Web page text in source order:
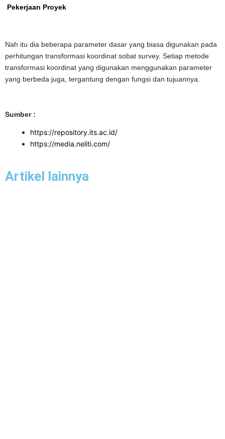
Pekerjaan Proyek
Nah itu dia beberapa parameter dasar yang biasa digunakan pada
perhitungan transformasi koordinat sobat survey. Setiap metode
transformasi koordinat yang digunakan menggunakan parameter
yang berbeda juga, tergantung dengan fungsi dan tujuannya.
Sumber :
https://repository.its.ac.id/
https://media.neliti.com/
Artikel lainnya